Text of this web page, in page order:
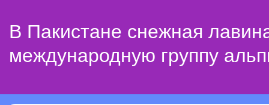
В Пакистане снежная
международную группу